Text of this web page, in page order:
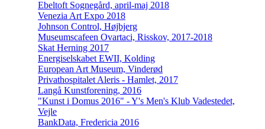
Ebeltoft Sognegård, april-maj 2018
Venezia Art Expo 2018
Johnson Control, Højbjerg
Museumscafeen Ovartaci, Risskov, 2017-2018
Skat Herning 2017
Energiselskabet EWII, Kolding
European Art Museum, Vinderød
Privathospitalet Aleris - Hamlet, 2017
Langå Kunstforening, 2016
"Kunst i Domus 2016" - Y's Men's Klub Vadestedet,
Vejle
BankData, Fredericia 2016